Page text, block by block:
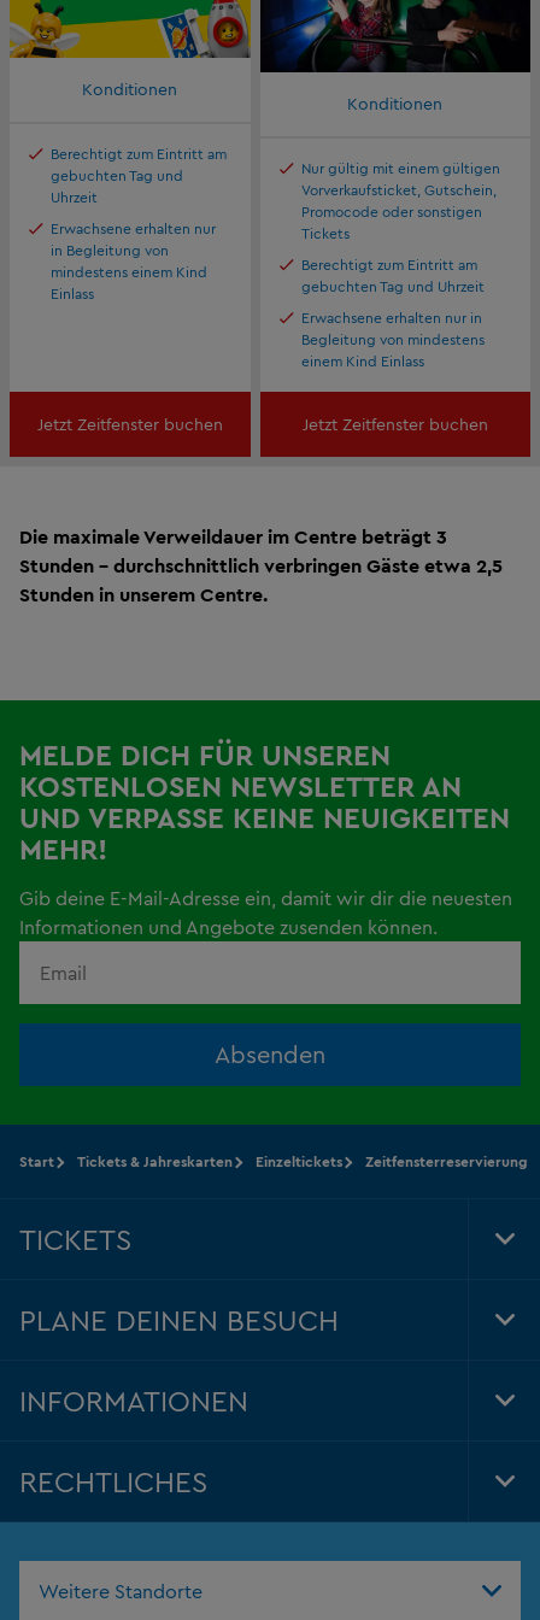
Konditionen
Berechtigt zum Eintritt am
gebuchten Tag und
Uhrzeit
Erwachsene erhalten nur
in Begleitung von
mindestens einem Kind
Einlass
Jetzt Zeitfenster buchen
Konditionen
Nur gültig mit einem gültigen
Vorverkaufsticket, Gutschein,
Promocode oder sonstigen
Tickets
Berechtigt zum Eintritt am
gebuchten Tag und Uhrzeit
Erwachsene erhalten nur in
Begleitung von mindestens
einem Kind Einlass
Jetzt Zeitfenster buchen
Die maximale Verweildauer im Centre beträgt 3
Stunden - durchschnittlich verbringen Gäste etwa 2,5
Stunden in unserem Centre.
MELDE DICH FÜR UNSEREN
KOSTENLOSEN NEWSLETTER AN
UND VERPASSE KEINE NEUIGKEITEN
MEHR!
Gib deine E-Mail-Adresse ein, damit wir dir die neuesten
Informationen und Angebote zusenden können.
Absenden
Weitere Standorte
Start Tickets & Jahreskarten Einzeltickets Zeitfensterreservierung
TICKETS
PLANE DEINEN BESUCH
INFORMATIONEN
RECHTLICHES